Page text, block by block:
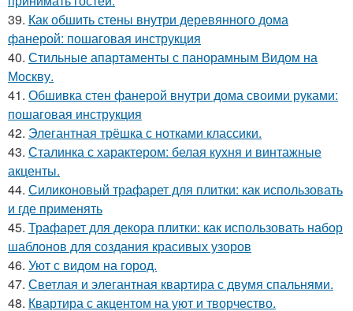
39. Как обшить стены внутри деревянного дома
фанерой: пошаговая инструкция
40. Стильные апартаменты с панорамным Видом на
Москву.
41. Обшивка стен фанерой внутри дома своими руками:
пошаговая инструкция
42. Элегантная трёшка с нотками классики.
43. Сталинка с характером: белая кухня и винтажные
акценты.
44. Силиконовый трафарет для плитки: как использовать
и где применять
45. Трафарет для декора плитки: как использовать набор
шаблонов для создания красивых узоров
46. Уют с видом на город.
47. Светлая и элегантная квартира с двумя спальнями.
48. Квартира с акцентом на уют и творчество.